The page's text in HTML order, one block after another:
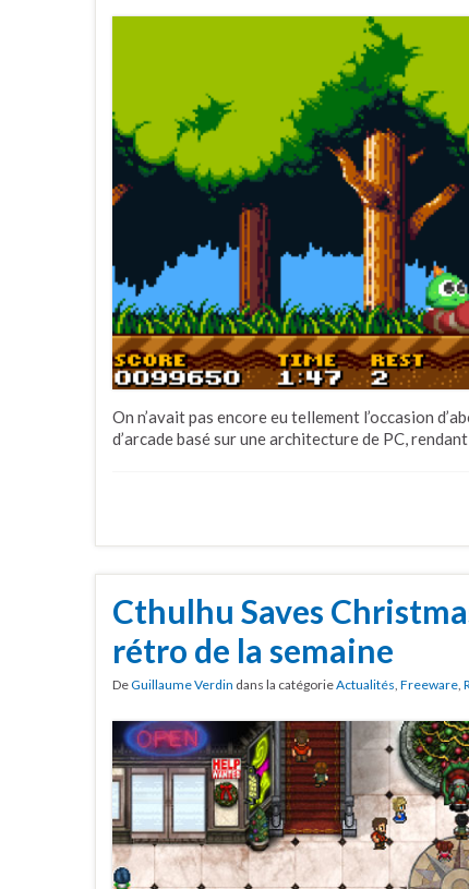
On n’avait pas encore eu tellement l’occasion
d’arcade basé sur une architecture de PC,
Cthulhu Saves
rétro de la semaine
DeGuillaume Verdin dans la catégorieActualités, Freeware,